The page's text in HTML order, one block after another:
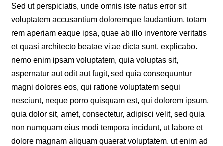
Sed ut perspiciatis, unde omnis iste natus error sit
voluptatem accusantium doloremque laudantium, totam
rem aperiam eaque ipsa, quae ab illo inventore veritatis
et quasi architecto beatae vitae dicta sunt, explicabo.
nemo enim ipsam voluptatem, quia voluptas sit,
aspernatur aut odit aut fugit, sed quia consequuntur
magni dolores eos, qui ratione voluptatem sequi
nesciunt, neque porro quisquam est, qui dolorem ipsum,
quia dolor sit, amet, consectetur, adipisci velit, sed quia
non numquam eius modi tempora incidunt, ut labore et
dolore magnam aliquam quaerat voluptatem. ut enim ad